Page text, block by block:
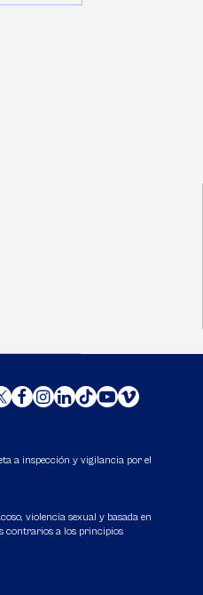
a inspección y vigilancia por el
violencia sexual y basada en
contrarios a los principios